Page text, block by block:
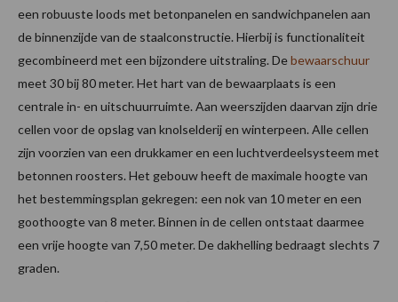
een robuuste loods met betonpanelen en sandwichpanelen aan
de binnenzijde van de staalconstructie. Hierbij is functionaliteit
gecombineerd met een bijzondere uitstraling. Debewaarschuur
meet 30 bij 80 meter. Het hart van de bewaarplaats is een
centrale in- en uitschuurruimte. Aan weerszijden daarvan zijn drie
cellen voor de opslag van knolselderij en winterpeen. Alle cellen
zijn voorzien van een drukkamer en een luchtverdeelsysteem met
betonnen roosters. Het gebouw heeft de maximale hoogte van
het bestemmingsplan gekregen: een nok van 10 meter en een
goothoogte van 8 meter. Binnen in de cellen ontstaat daarmee
een vrije hoogte van 7,50 meter. De dakhelling bedraagt slechts 7
graden.